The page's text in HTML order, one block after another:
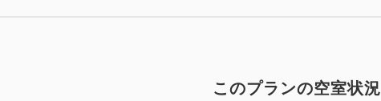
このプランの空室状況